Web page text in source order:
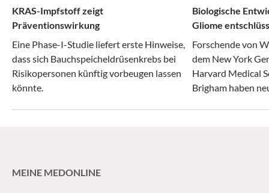
KRAS-Impfstoff zeigt
Präventionswirkung
Eine Phase-I-Studie liefert erste Hinweise,
dass sich Bauchspeicheldrüsenkrebs bei
Risikopersonen künftig vorbeugen lassen
könnte.
Biologische
Gliome
Forschende von
dem New York
Harvard Medical
Brigham haben
MEINE MEDONLINE